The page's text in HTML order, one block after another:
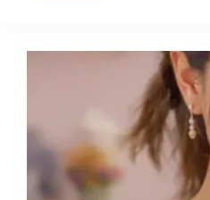
pressão
“perfeita”
e
aprender
a